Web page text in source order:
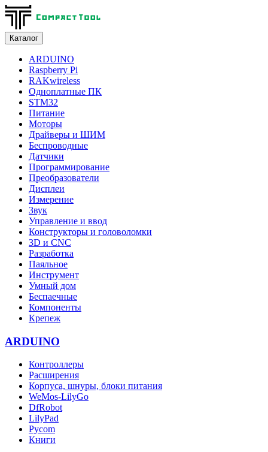
Каталог
ARDUINO
Raspberry Pi
RAKwireless
Одноплатные ПК
STM32
Питание
Моторы
Драйверы и ШИМ
Беспроводные
Датчики
Программирование
Преобразователи
Дисплеи
Измерение
Звук
Управление и ввод
Конструкторы и головоломки
3D и CNC
Разработка
Паяльное
Инструмент
Умный дом
Беспаечные
Компоненты
Крепеж
ARDUINO
Контроллеры
Расширения
Корпуса, шнуры, блоки питания
WeMos-LilyGo
DfRobot
LilyPad
Pycom
Книги